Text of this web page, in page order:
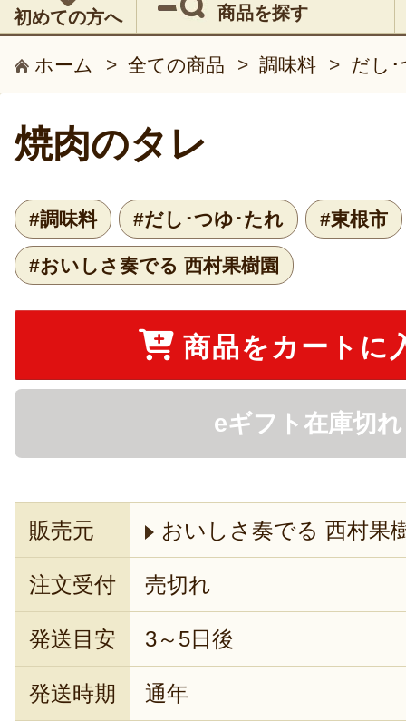
初めての方へ 商品を探す
ホーム > 全ての商品 > 調味料 > だし･
焼肉のタレ
#調味料 #だし･つゆ･たれ #東根市
#おいしさ奏でる 西村果樹園
商品をカートに
eギフト在庫切れ
販売元 おいしさ奏でる 西村果
注文受付 売切れ
発送目安 3～5日後
発送時期 通年